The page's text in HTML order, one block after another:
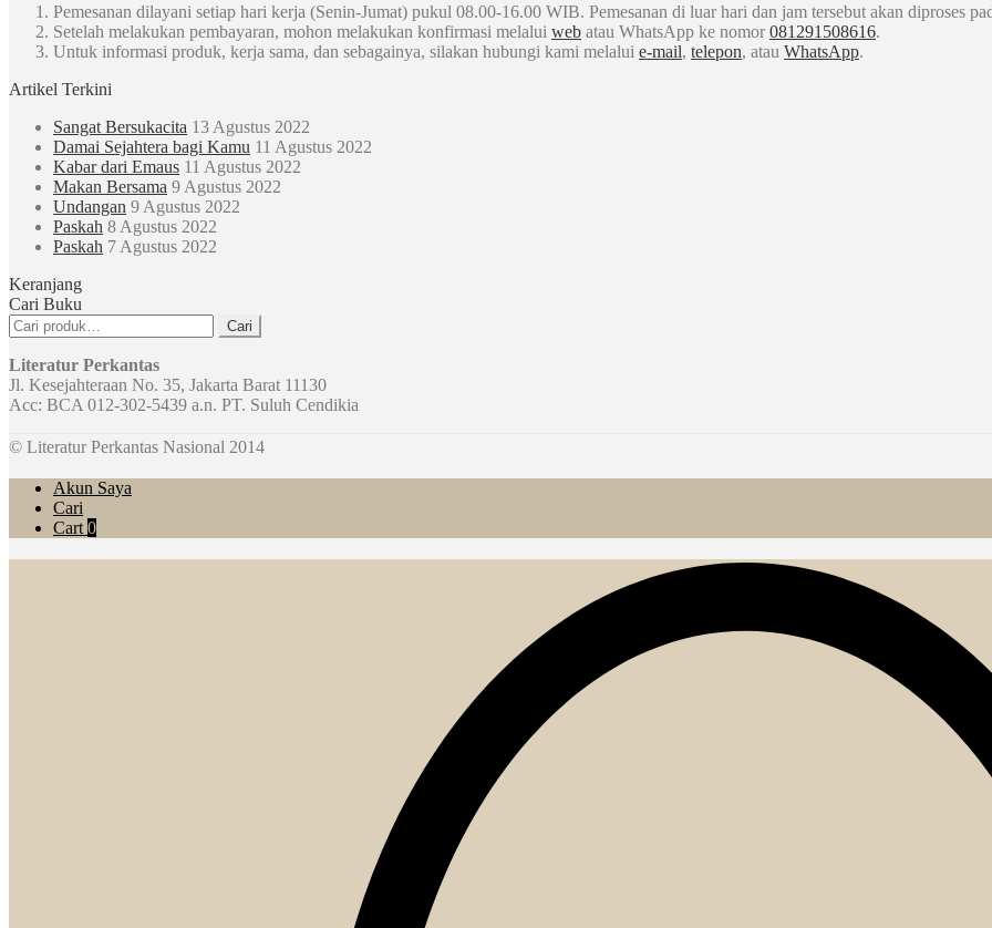
Pemesanan dilayani setiap hari kerja (Senin-Jumat) pukul 08.00-16.00 WIB. Pemesanan di luar hari dan jam tersebut akan diproses
Setelah melakukan pembayaran, mohon melakukan konfirmasi melalui web atau WhatsApp ke nomor 081291508616.
Untuk informasi produk, kerja sama, dan sebagainya, silakan hubungi kami melalui e-mail, telepon, atau WhatsApp.
Artikel Terkini
Sangat Bersukacita 13 Agustus 2022
Damai Sejahtera bagi Kamu 11 Agustus 2022
Kabar dari Emaus 11 Agustus 2022
Makan Bersama 9 Agustus 2022
Undangan 9 Agustus 2022
Paskah 8 Agustus 2022
Paskah 7 Agustus 2022
Keranjang
Cari Buku
Pencarian
untuk:
Cari
Literatur Perkantas
Jl. Kesejahteraan No. 35, Jakarta Barat 11130
Acc: BCA 012-302-5439 a.n. PT. Suluh Cendikia
© Literatur Perkantas Nasional 2014
Akun Saya
Cari
Cart 0